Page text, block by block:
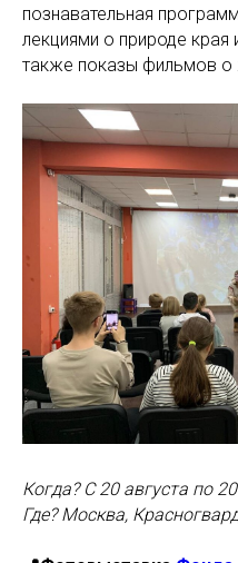
познавательная
лекциями о природе края
также показы фильмов о
Когда? С 20 августа по
Где? Москва,